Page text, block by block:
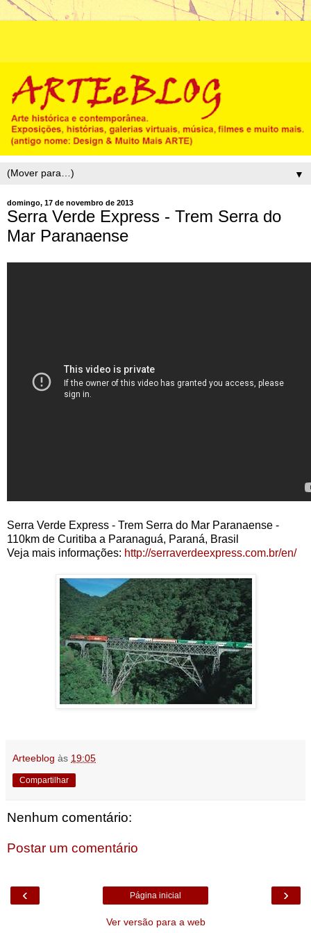
▼
domingo, 17 de novembro de 2013
Serra Verde Express - Trem Serra do
Mar Paranaense
Serra Verde Express - Trem Serra do Mar Paranaense -
110km de Curitiba a Paranaguá, Paraná, Brasil
Veja mais informações: http://serraverdeexpress.com.br/en/
Arteeblog às 19:05
Compartilhar
Nenhum comentário:
Postar um comentário
‹ ›
Página inicial
Ver versão para a web